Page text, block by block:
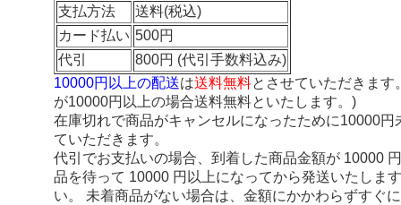
支払方法
送料(税込)
カード払い 500円
代引
800円 (代引手数料込み)
10000円以上の配送は送料無料とさせていただきま
が10000円以上の場合送料無料といたします。)
在庫切れで商品がキャンセルになったために10000
ていただきます。
代引でお支払いの場合、到着した商品金額が 10000
品を待って 10000 円以上になってから発送いたしま
い。 未着商品がない場合は、金額にかかわらずすぐ